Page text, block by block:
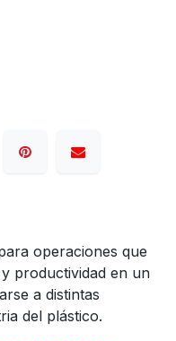
operaciones que
productividad en un
a distintas
del plástico.